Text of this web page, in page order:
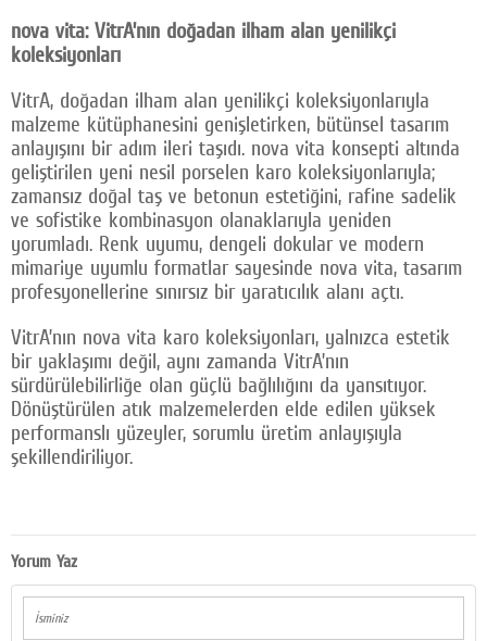
nova vita: VitrA’nın doğadan ilham alan yenilikçi
koleksiyonları
VitrA, doğadan ilham alan yenilikçi koleksiyonlarıyla
malzeme kütüphanesini genişletirken, bütünsel tasarım
anlayışını bir adım ileri taşıdı. nova vita konsepti altında
geliştirilen yeni nesil porselen karo koleksiyonlarıyla;
zamansız doğal taş ve betonun estetiğini, rafine sadelik
ve sofistike kombinasyon olanaklarıyla yeniden
yorumladı. Renk uyumu, dengeli dokular ve modern
mimariye uyumlu formatlar sayesinde nova vita, tasarım
profesyonellerine sınırsız bir yaratıcılık alanı açtı.
VitrA’nın nova vita karo koleksiyonları, yalnızca estetik
bir yaklaşımı değil, aynı zamanda VitrA’nın
sürdürülebilirliğe olan güçlü bağlılığını da yansıtıyor.
Dönüştürülen atık malzemelerden elde edilen yüksek
performanslı yüzeyler, sorumlu üretim anlayışıyla
şekillendiriliyor.
Yorum Yaz